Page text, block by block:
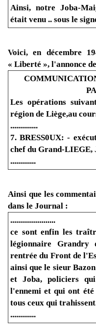
Ainsi, notre Joba-
était venu .. sous le
Voici, en décembre
« Liberté », l'annonce
Les opérations
région de Liège,au
..............
7. BRESS0UX: -
chef du Grand-LIEGE,
.............
Ainsi que les
dans le Journal :
.......................
ce sont enfin les
légionnaire Grandry
rentrée du Front de
ainsi que le sieur
et Joba, policiers
l'ennemi et qui ont
tous ceux qui
.............